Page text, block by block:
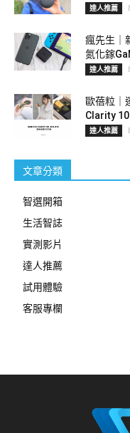
達人推薦
瘋先生｜
氮化鎵
達人推薦
歐蓓粒｜
Clarity
達人推薦
文章分類
智選開箱
生活智誌
實測影片
達人推薦
試用體驗
客服專欄